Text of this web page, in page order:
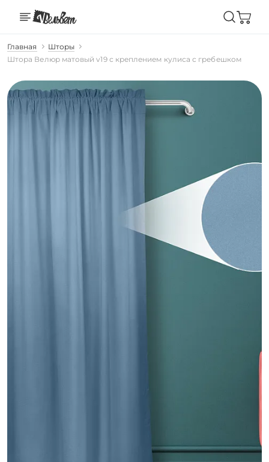
Главная
Шторы
Штора Велюр матовый v19 с креплением кулиса с гребешком